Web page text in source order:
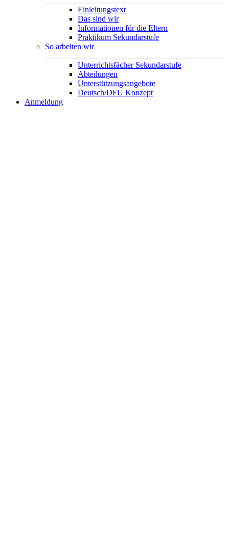
Einleitungstext
Das sind wir
Informationen für die Eltern
Praktikum Sekundarstufe
So arbeiten wir
Unterrichtsfächer Sekundarstufe
Abteilungen
Unterstützungsangebote
Deutsch/DFU Konzept
Anmeldung